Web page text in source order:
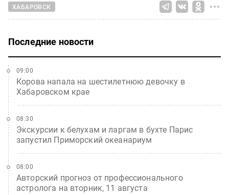
ХАБАРОВСК
Последние новости
Корова напала на шестилетнюю девочку в
Хабаровском крае
09:00
Экскурсии к белухам и ларгам в бухте Парис
запустил Приморский океанариум
08:30
Авторский прогноз от профессионального
астролога на вторник, 11 августа
08:00